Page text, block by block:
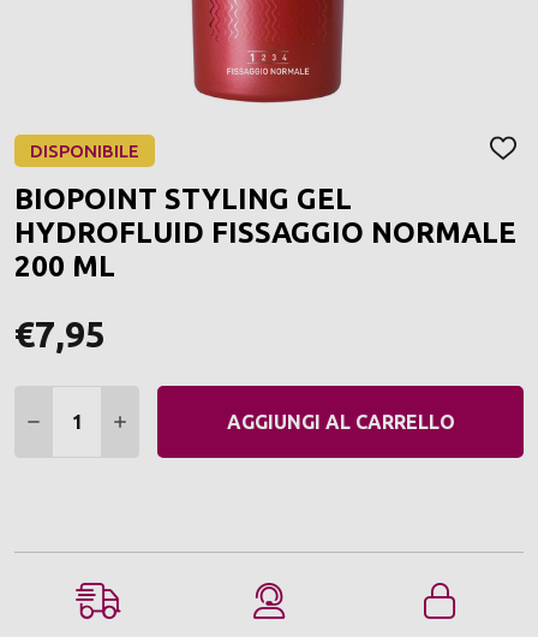
DISPONIBILE
BIOPOINT STYLING GEL
HYDROFLUID FISSAGGIO NORMALE
200 ML
€7,95
DIMINUIRE QUANTITÀ:
AUMENTARE QUANTITÀ:
AGGIUNGI AL CARRELLO